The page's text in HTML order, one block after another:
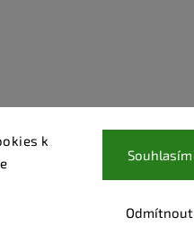
k
Odmítnout
Souhlasím